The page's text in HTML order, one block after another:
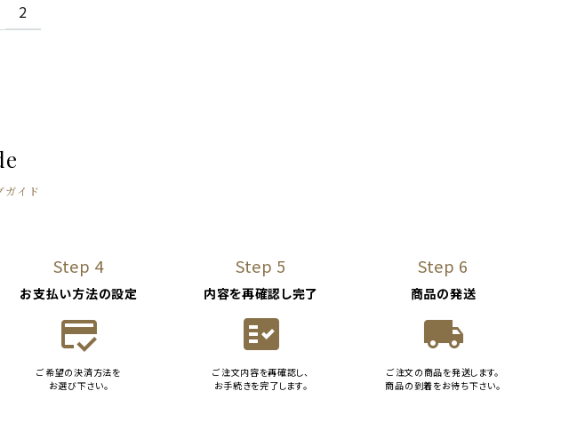
2
ガイド
Step 4
お支払い方法の設定
credit_score
ご希望の決済方法を
お選び下さい。
Step 5
内容を再確認し完了
fact_check
ご注文内容を再確認し、
お手続きを完了します。
Step 6
商品の発送
local_shipping
ご注文の商品を発送します。
商品の到着をお待ち下さい。